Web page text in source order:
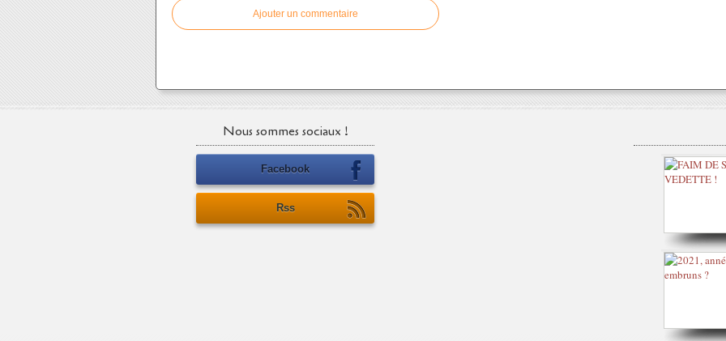
Ajouter un commentaire
Nous sommes sociaux !
Facebook
Rss